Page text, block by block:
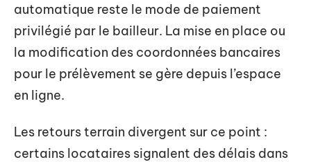
automatique reste le mode de paiement
privilégié par le bailleur. La mise en place ou
la modification des coordonnées bancaires
pour le prélèvement se gère depuis l’espace
en ligne.
Les retours terrain divergent sur ce point :
certains locataires signalent des délais dans